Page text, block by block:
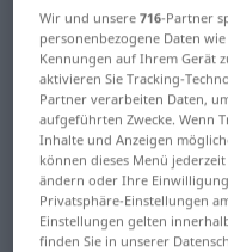
Deutsch-
vorbeischießen
Deutsch-
Übersetzung
Übersetzung
Wir und unsere716-Partner
personenbezogene Daten
Kennungen auf Ihrem Gerät
aktivieren Sie Tracking-
Partner verarbeiten Daten,
aufgeführten Zwecke. Wenn
Inhalte und Anzeigen
können dieses Menü
ändern oder Ihre
Privatsphäre-Einstellungen
Einstellungen gelten
finden Sie in unserer